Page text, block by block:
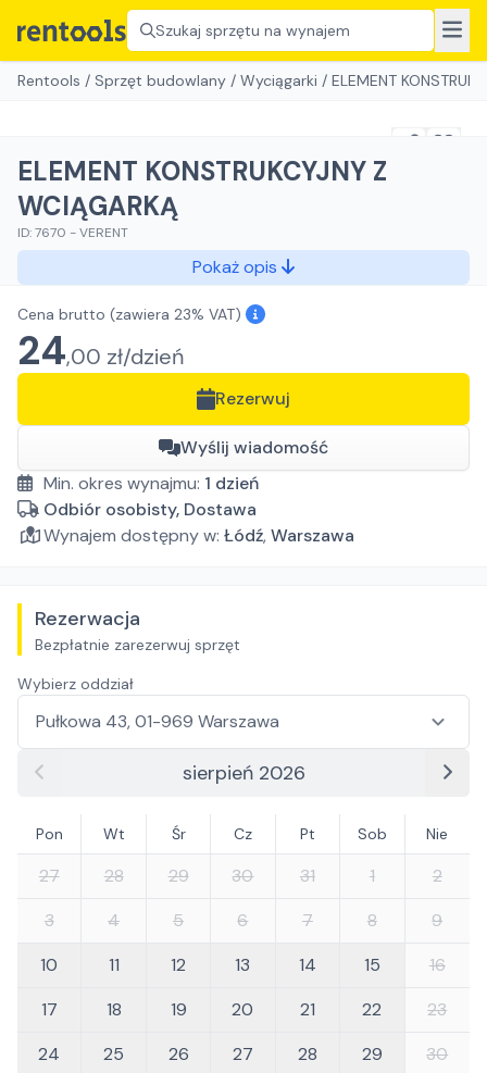
Szukaj sprzętu na wynajem
Rentools / Sprzęt budowlany / Wyciągarki / ELEMENT
ELEMENT KONSTRUKCYJNY Z
WCIĄGARKĄ
ID:7670 -VERENT
Pokaż opis
Cena brutto (zawiera 23% VAT)
24,00 zł/dzień
Rezerwuj
Wyślij wiadomość
Min. okres wynajmu: 1 dzień
Odbiór osobisty, Dostawa
Wynajem dostępny w: Łódź,Warszawa
Rezerwacja
Bezpłatnie zarezerwuj sprzęt
Wybierz oddział
sierpień 2026
Pon Wt Śr Cz Pt Sob Nie
27 28 29 30 31 1
2
3
4 5 6 7 8
9
10
11 12 13 14 15
16
17
18 19 20 21 22
23
24
25 26 27 28 29
30